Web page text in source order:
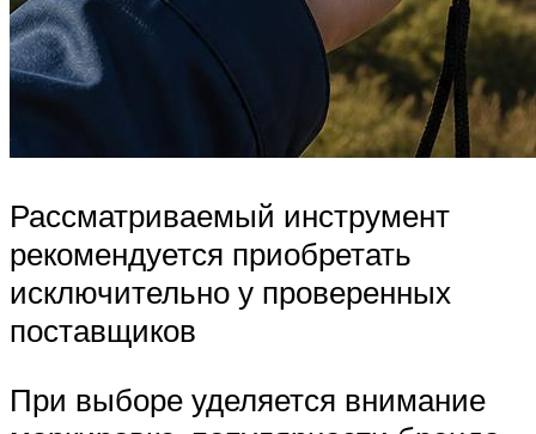
Рассматриваемый инструмент
рекомендуется приобретать
исключительно у проверенных
поставщиков
При выборе уделяется внимание